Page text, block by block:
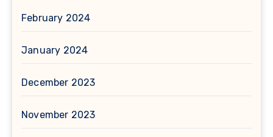
February 2024
January 2024
December 2023
November 2023